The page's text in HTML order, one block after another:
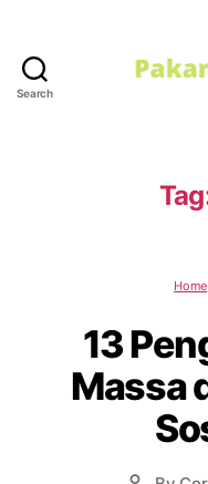
Search
Home
13
Massa